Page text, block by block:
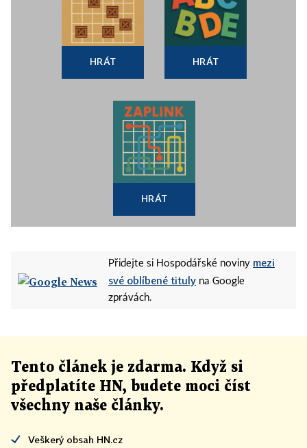
HRÁT HRÁT
HRÁT
Přidejte si Hospodářské noviny mezi
své oblíbené tituly na Google
zprávách.
Tento článek je zdarma. Když si
předplatíte HN, budete moci číst
všechny naše články.
Veškerý obsah HN.cz